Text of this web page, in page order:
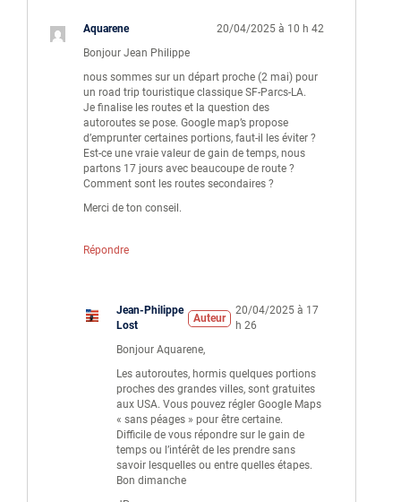
Aquarene
20/04/2025 à 10 h 42
Bonjour Jean Philippe
nous sommes sur un départ proche (2 mai) pour
un road trip touristique classique SF-Parcs-LA.
Je finalise les routes et la question des
autoroutes se pose. Google map’s propose
d’emprunter certaines portions, faut-il les éviter ?
Est-ce une vraie valeur de gain de temps, nous
partons 17 jours avec beaucoupe de route ?
Comment sont les routes secondaires ?
Merci de ton conseil.
Répondre
Jean-Philippe
Lost
Auteur
20/04/2025 à 17
h 26
Bonjour Aquarene,
Les autoroutes, hormis quelques portions
proches des grandes villes, sont gratuites
aux USA. Vous pouvez régler Google Maps
« sans péages » pour être certaine.
Difficile de vous répondre sur le gain de
temps ou l’intérêt de les prendre sans
savoir lesquelles ou entre quelles étapes.
Bon dimanche